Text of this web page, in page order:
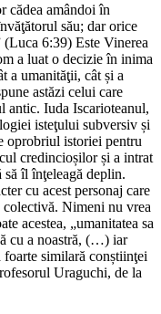
cădea amândoi în
său; dar orice
6:39) Este Vinerea
a luat o decizie în inima
a umanităţii, cât și a
astăzi celui care
antic. Iuda Iscarioteanul,
isteţului subversiv și
oprobriul istoriei pentru
credincioșilor și a intrat
îl înţeleagă deplin.
cu acest personaj care
Nimeni nu vrea
acestea, „umanitatea sa
cu a noastră, (…) iar
foarte similară conștiinţei
Uraguchi, de la